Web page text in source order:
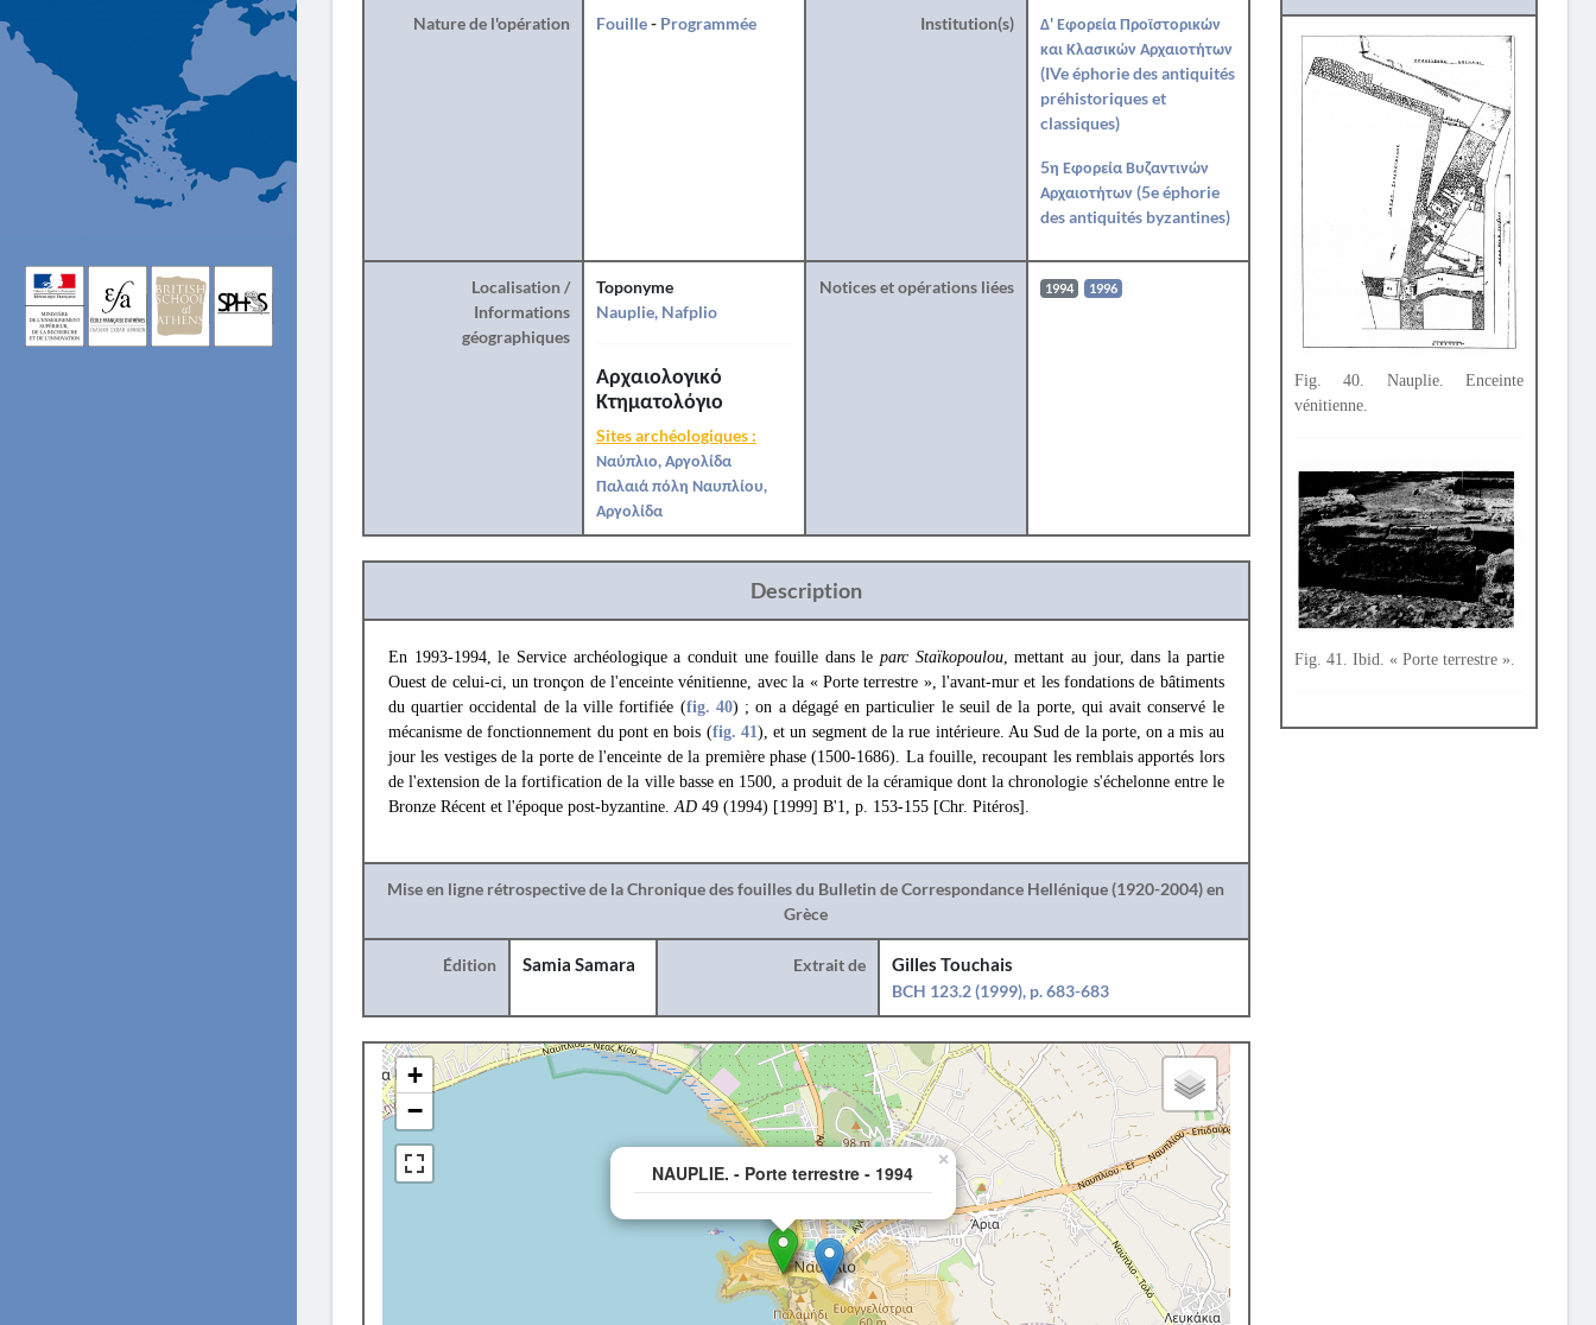
Nature de l'opération Fouille- Programmée Institution(s)
Δ' Εφορεία Προϊστορικών
και Κλασικών Αρχαιοτήτων
(IVe éphorie des antiquités
préhistoriques et
classiques)
5η Εφορεία Βυζαντινών
Αρχαιοτήτων (5e éphorie
des antiquités byzantines)
Localisation /
Informations
géographiques
Toponyme
Nauplie, Nafplio
Αρχαιολογικό
Κτηματολόγιο
Sites archéologiques :
Ναύπλιο, Αργολίδα
Παλαιά πόλη Ναυπλίου,
Αργολίδα
Notices et opérations liées 1994 1996
Description
En 1993-1994, le Service archéologique a conduit une fouille dans leparc Staïkopoulou, mettant au jour, dans la partie
Ouest de celui-ci, un tronçon de l'enceinte vénitienne, avec la « Porte terrestre », l'avant-mur et les fondations de bâtiments
du quartier occidental de la ville fortifiée (fig. 40) ; on a dégagé en particulier le seuil de la porte, qui avait conservé le
mécanisme de fonctionnement du pont en bois (fig. 41), et un segment de la rue intérieure. Au Sud de la porte, on a mis au
jour les vestiges de la porte de l'enceinte de la première phase (1500-1686). La fouille, recoupant les remblais apportés lors
de l'extension de la fortification de la ville basse en 1500, a produit de la céramique dont la chronologie s'échelonne entre le
Bronze Récent et l'époque post-byzantine.AD 49 (1994) [1999] Β'1, p. 153-155 [Chr. Pitéros].
Mise en ligne rétrospective de la Chronique des fouilles du Bulletin de Correspondance Hellénique (1920-2004) en
Grèce
Édition Samia Samara Extrait de
Gilles Touchais
BCH 123.2 (1999), p. 683-683
NAUPLIE. - Porte terrestre - 1994
×
+
−
Fig. 40. Nauplie. Enceinte
vénitienne.
Fig. 41. Ibid. « Porte terrestre ».